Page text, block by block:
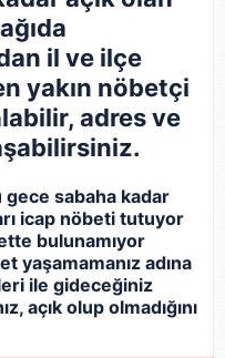
il ve ilçe
yakın nöbetçi
adres ve
sabaha kadar
icap nöbeti tutuyor
bulunamıyor
yaşamamanız adına
ile gideceğiniz
açık olup olmadığını